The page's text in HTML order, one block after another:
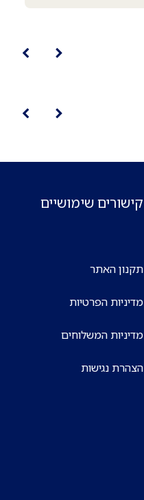
קישורים שימושיים
תקנון האתר
מדיניות הפרטיות
מדיניות המשלוחים
הצהרת נגישות